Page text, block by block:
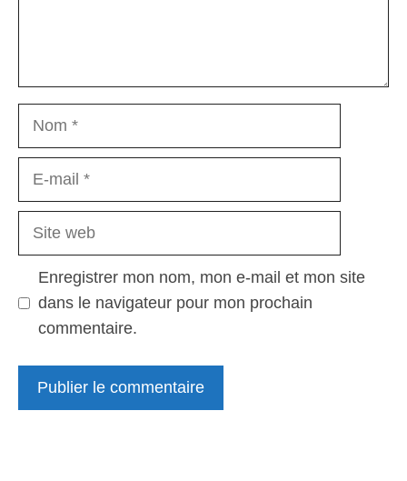
Nom
Site
Enregistrer mon nom, mon e-mail et mon site
dans le navigateur pour mon prochain
commentaire.